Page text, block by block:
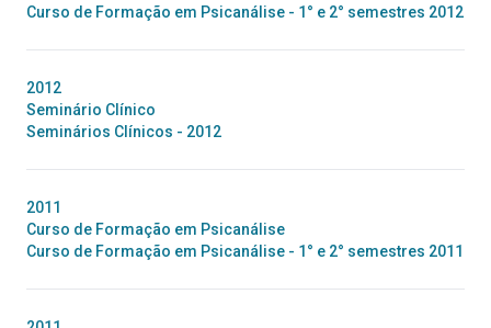
Curso de Formação em Psicanálise - 1° e 2° semestres 2012
2012
Seminário Clínico
Seminários Clínicos - 2012
2011
Curso de Formação em Psicanálise
Curso de Formação em Psicanálise - 1° e 2° semestres 2011